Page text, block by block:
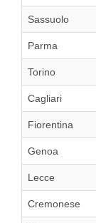
Sassuolo
Parma
Torino
Cagliari
Fiorentina
Genoa
Lecce
Cremonese